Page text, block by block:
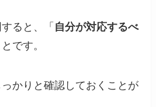
ると、「 自分が対応するべ
です。
かりと確認しておくことが